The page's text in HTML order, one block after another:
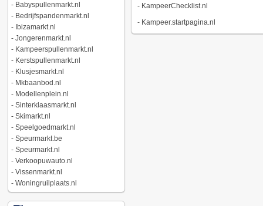
- Babyspullenmarkt.nl
- Bedrijfspandenmarkt.nl
- Ibizamarkt.nl
- Jongerenmarkt.nl
- Kampeerspullenmarkt.nl
- Kerstspullenmarkt.nl
- Klusjesmarkt.nl
- Mkbaanbod.nl
- Modellenplein.nl
- Sinterklaasmarkt.nl
- Skimarkt.nl
- Speelgoedmarkt.nl
- Speurmarkt.be
- Speurmarkt.nl
- Verkoopuwauto.nl
- Vissenmarkt.nl
- Woningruilplaats.nl
- KampeerChecklist.nl
- Kampeer.startpagina.nl